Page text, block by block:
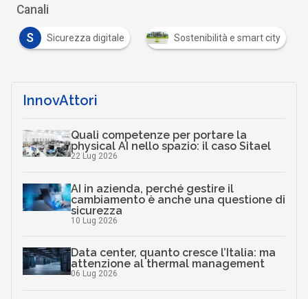
Canali
S Sicurezza digitale Sostenibilità e smart city
InnovAttori
Quali competenze per portare la
physical AI nello spazio: il caso Sitael
22 Lug 2026
AI in azienda, perché gestire il
cambiamento è anche una questione di
sicurezza
10 Lug 2026
Data center, quanto cresce l’Italia: ma
attenzione al thermal management
06 Lug 2026